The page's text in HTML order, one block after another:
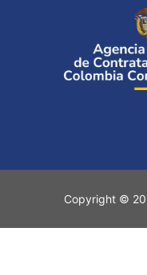
Copyright ©